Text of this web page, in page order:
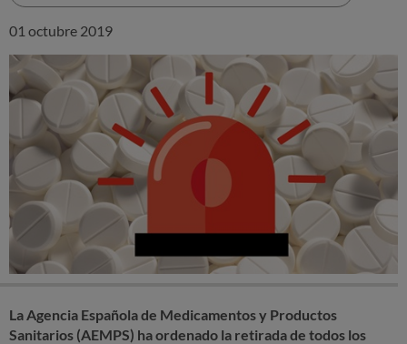
01 octubre 2019
La Agencia Española de Medicamentos y Productos
Sanitarios (AEMPS) ha ordenado la retirada de todos los